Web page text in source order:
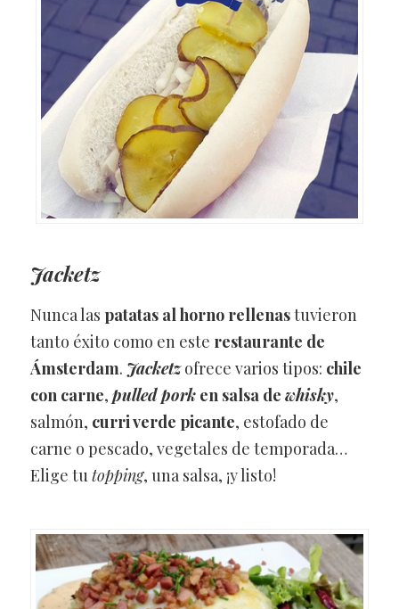
Jacketz
Nunca las patatas al horno rellenastuvieron
tanto éxito como en este restaurante de
Ámsterdam. Jacketzofrece varios tipos: chile
con carne, pulled porken salsa de whisky,
salmón, curri verde picante, estofado de
carne o pescado, vegetales de temporada…
Elige tutopping, una salsa, ¡y listo!